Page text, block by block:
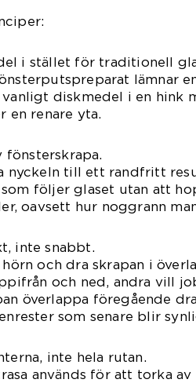
i stället för traditionell
lämnar
diskmedel i en hink
en renare yta.
fönsterskrapa.
nyckeln till ett randfritt
följer glaset utan att
oavsett hur noggrann
inte snabbt.
och dra skrapan i
och ned, andra vill
överlappa föregående
som senare blir
inte hela rutan.
används för att torka